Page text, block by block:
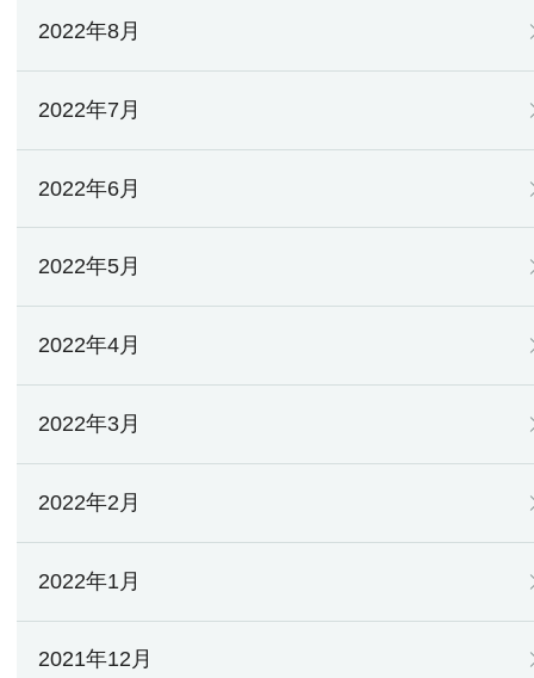
2022年8月
2022年7月
2022年6月
2022年5月
2022年4月
2022年3月
2022年2月
2022年1月
2021年12月